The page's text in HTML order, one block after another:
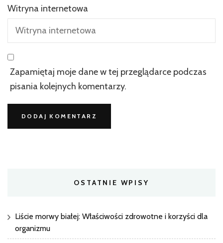
Witryna internetowa
Zapamiętaj moje dane w tej przeglądarce podczas
pisania kolejnych komentarzy.
OSTATNIE WPISY
Liście morwy białej: Właściwości zdrowotne i korzyści dla
organizmu